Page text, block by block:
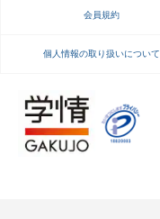
会員規約
個人情報の取り扱いについて